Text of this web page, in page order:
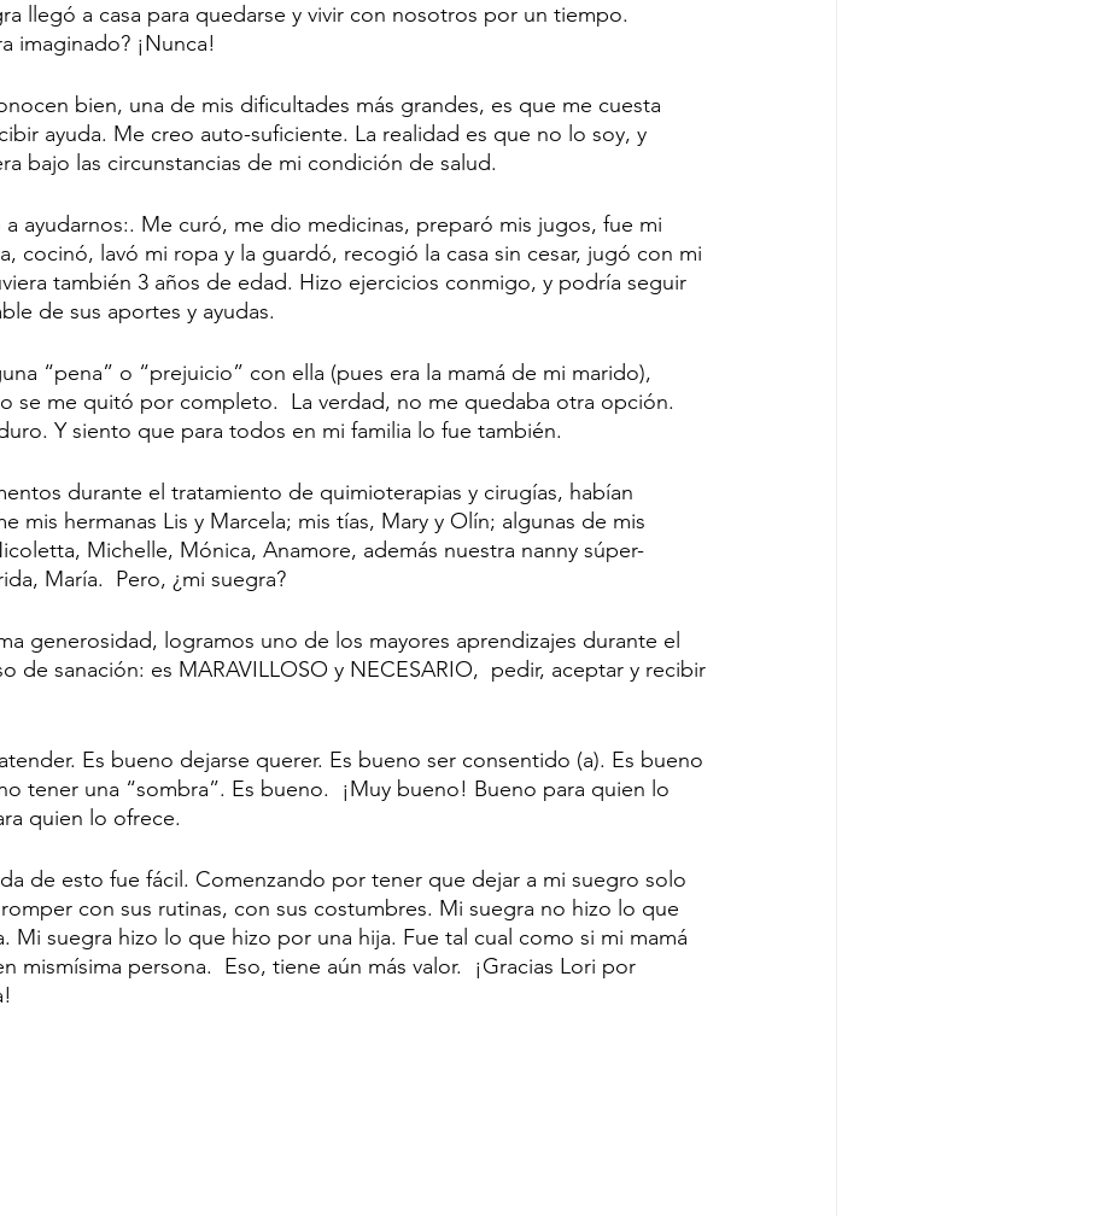
llegó a casa para quedarse y vivir con nosotros por un tiempo.
imaginado? ¡Nunca!
bien, una de mis dificultades más grandes, es que me cuesta
ayuda. Me creo auto-suficiente. La realidad es que no lo soy, y
bajo las circunstancias de mi condición de salud.
ayudarnos:. Me curó, me dio medicinas, preparó mis jugos, fue mi
cocinó, lavó mi ropa y la guardó, recogió la casa sin cesar, jugó con mi
también 3 años de edad. Hizo ejercicios conmigo, y podría seguir
de sus aportes y ayudas.
“pena” o “prejuicio” con ella (pues era la mamá de mi marido),
se me quitó por completo.  La verdad, no me quedaba otra opción.
Y siento que para todos en mi familia lo fue también.
durante el tratamiento de quimioterapias y cirugías, habían
mis hermanas Lis y Marcela; mis tías, Mary y Olín; algunas de mis
Michelle, Mónica, Anamore, además nuestra nanny súper-
María.  Pero, ¿mi suegra?
generosidad, logramos uno de los mayores aprendizajes durante el
de sanación: es MARAVILLOSO y NECESARIO,  pedir, aceptar y recibir
Es bueno dejarse querer. Es bueno ser consentido (a). Es bueno
tener una “sombra”. Es bueno.  ¡Muy bueno! Bueno para quien lo
quien lo ofrece.
de esto fue fácil. Comenzando por tener que dejar a mi suegro solo
con sus rutinas, con sus costumbres. Mi suegra no hizo lo que
Mi suegra hizo lo que hizo por una hija. Fue tal cual como si mi mamá
mismísima persona.  Eso, tiene aún más valor.  ¡Gracias Lori por